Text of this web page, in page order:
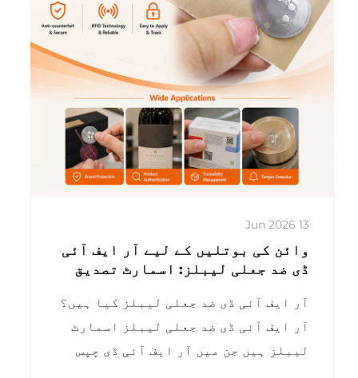
13 Jun 2026
وائن کی بوتلیں کے لیے آر ایف آئی
ڈی ضد جعلی لیبلز: اسمارٹ تصدیق
آر ایف آئی ڈی ضد جعلی لیبلز کیا ہیں؟
آر ایف آئی ڈی ضد جعلی لیبلز اسمارٹ
لیبلز ہیں جن میں آر ایف آئی ڈی چپس